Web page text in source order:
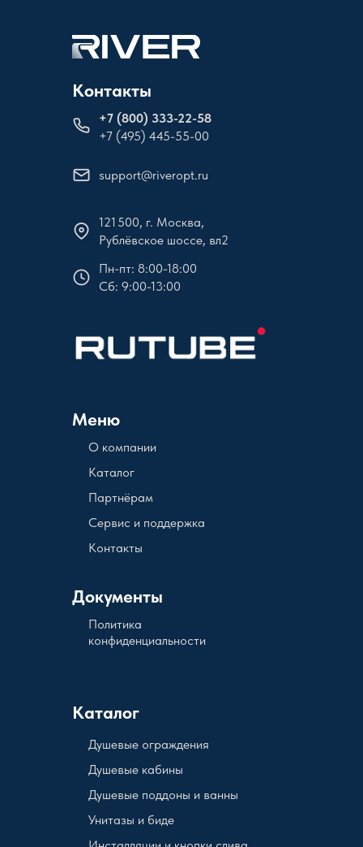
Контакты
+7 (800) 333-22-58
+7 (495) 445-55-00
support@riveropt.ru
Меню
121 500, г. Москва,
Рублёвское шоссе, вл2
О компании
Документы
Пн-пт: 8:00-18:00
Сб: 9:00-13:00
Каталог
Политика
конфиденциальности
Партнёрам
Сервис и поддержка
Контакты
Каталог
Душевые кабины
Душевые поддоны и ванны
Унитазы и биде
Душевые ограждения